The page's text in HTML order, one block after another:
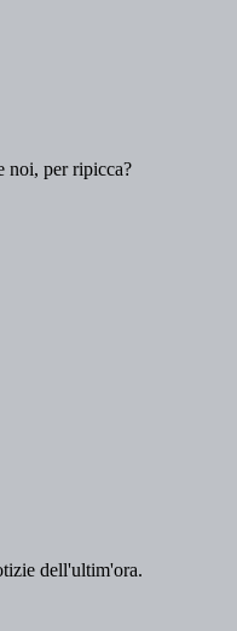
dell'ultim'ora.